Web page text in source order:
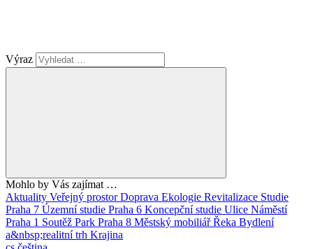
Výraz
Mohlo by Vás zajímat …
Aktuality Veřejný prostorDoprava Ekologie Revitalizace Studie
Praha 7 Územní studie Praha 6 Koncepční studie Ulice Náměstí
Praha 1 Soutěž Park Praha 8 Městský mobiliářŘeka Bydlení
a&nbsp;realitní trh Krajina